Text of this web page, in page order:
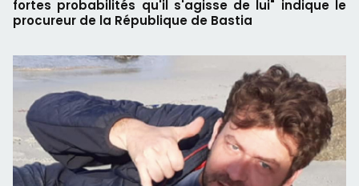
fortes probabilités qu'il s'agisse de lui" indique le
procureur de la République de Bastia